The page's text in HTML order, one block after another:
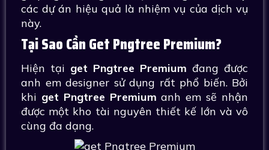
các dự án hiệu quả là nhiệm vụ của dịch vụ
này.
Tại Sao Cần Get Pngtree Premium?
Hiện tại get Pngtree Premium đang được
anh em designer sử dụng rất phổ biến. Bởi
khi get Pngtree Premiumanh em sẽ nhận
được một kho tài nguyên thiết kế lớn và vô
cùng đa dạng.